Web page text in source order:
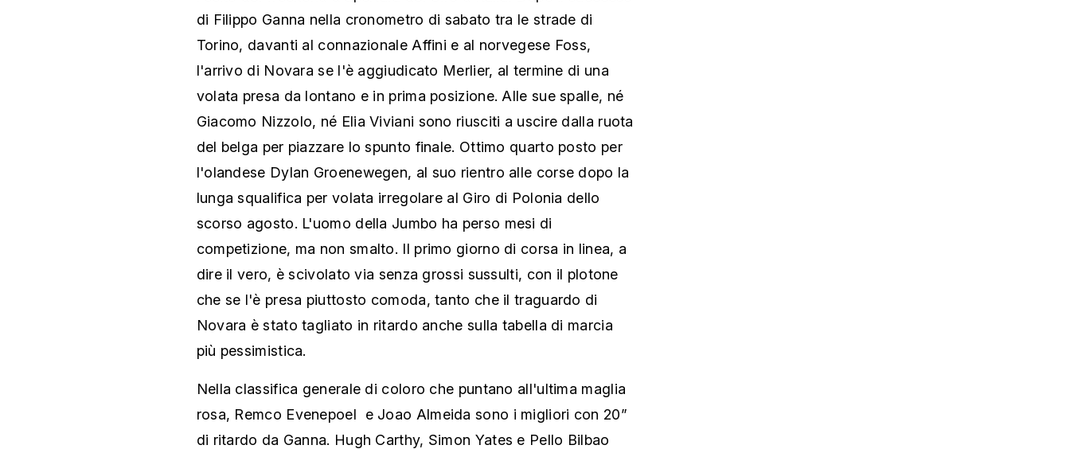
di Filippo Ganna nella cronometro di sabato tra le strade di
Torino, davanti al connazionale Affini e al norvegese Foss,
l'arrivo di Novara se l'è aggiudicato Merlier, al termine di una
volata presa da lontano e in prima posizione. Alle sue spalle, né
Giacomo Nizzolo, né Elia Viviani sono riusciti a uscire dalla ruota
del belga per piazzare lo spunto finale. Ottimo quarto posto per
l'olandese Dylan Groenewegen, al suo rientro alle corse dopo la
lunga squalifica per volata irregolare al Giro di Polonia dello
scorso agosto. L'uomo della Jumbo ha perso mesi di
competizione, ma non smalto. Il primo giorno di corsa in linea, a
dire il vero, è scivolato via senza grossi sussulti, con il plotone
che se l'è presa piuttosto comoda, tanto che il traguardo di
Novara è stato tagliato in ritardo anche sulla tabella di marcia
più pessimistica.
Nella classifica generale di coloro che puntano all'ultima maglia
rosa, Remco Evenepoel e Joao Almeida sono i migliori con 20”
di ritardo da Ganna. Hugh Carthy, Simon Yates e Pello Bilbao